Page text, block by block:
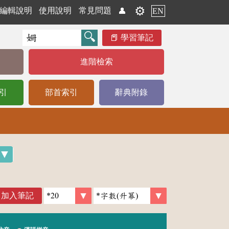
編輯說明 使用說明 常見問題 👤 ⚙️ EN
學習筆記
進階檢索
部首索引 辭典附錄
加入筆記